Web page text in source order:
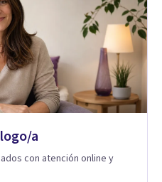
a
con atención online y